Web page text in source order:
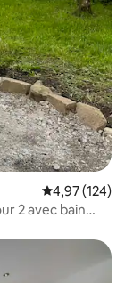
Évaluation
4,97 (124)
2 avec bain